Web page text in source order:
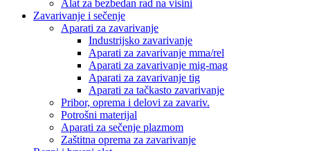
Alat za bezbedan rad na visini
Zavarivanje i sečenje
Aparati za zavarivanje
Industrijsko zavarivanje
Aparati za zavarivanje mma/rel
Aparati za zavarivanje mig-mag
Aparati za zavarivanje tig
Aparati za tačkasto zavarivanje
Pribor, oprema i delovi za zavariv.
Potrošni materijal
Aparati za sečenje plazmom
Zaštitna oprema za zavarivanje